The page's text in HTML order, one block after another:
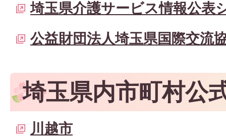
埼玉県介護サービス情報公表
公益財団法人埼玉県国際交流
埼玉県内市町村公
川越市